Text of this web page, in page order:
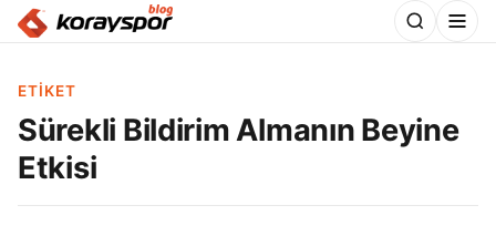
ETIKET
Sürekli Bildirim Almanın Beyine
Etkisi